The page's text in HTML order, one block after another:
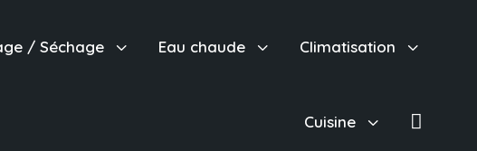
3
/ Séchage 3
Eau chaude 3
Climatisation
3
Cuisine 